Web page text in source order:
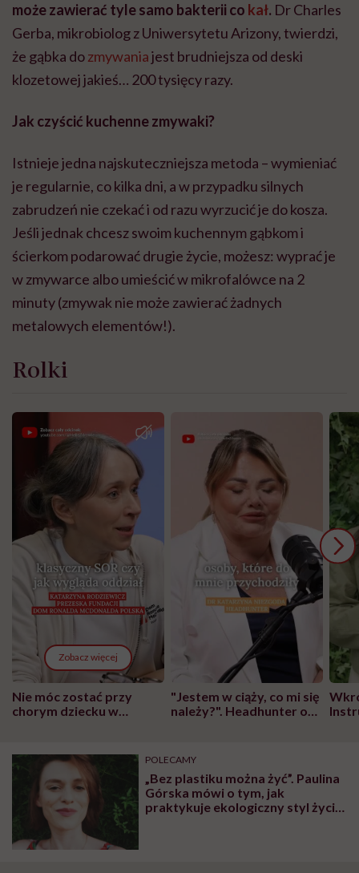
może zawierać tyle samo bakterii co kał. Dr Charles
Gerba, mikrobiolog z Uniwersytetu Arizony, twierdzi,
że gąbka dozmywaniajest brudniejsza od deski
klozetowej jakieś… 200 tysięcy razy.
Jak czyścić kuchenne zmywaki?
Istnieje jedna najskuteczniejsza metoda – wymieniać
je regularnie, co kilka dni, a w przypadku silnych
zabrudzeń nie czekać i od razu wyrzucić je do kosza.
Jeśli jednak chcesz swoim kuchennym gąbkom i
ścierkom podarować drugie życie, możesz: wyprać je
w zmywarce albo umieścić w mikrofalówce na 2
minuty (zmywak nie może zawierać żadnych
metalowych elementów!).
Rolki
Zobacz więcej
Nie móc zostać przy
chorym dziecku w
może chyba tylko
głupota i brak
wyobraźni"
"Jestem w ciąży, co mi się
należy?". Headhunter o
pracy
POLECAMY
„Bez plastiku można żyć”. Paulina
Górska mówi o tym, jak
praktykuje ekologiczny styl życia